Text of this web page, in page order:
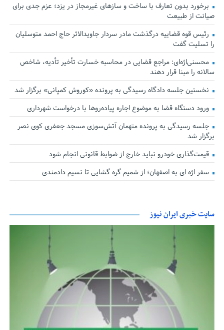
برخورد بدون تعارف با ساخت‌ و سازهای غیرمجاز در یزد؛ عزم جدی برای
صیانت از طبیعت
رئیس قوه قضاییه درگذشت مادر سردار جاویدالاثر حاج احمد متوسلیان
را تسلیت گفت
محسنی‌اژه‌ای: مراجع قضایی در محاسبه خسارت تأخیر تأدیه، شاخص
سالانه را مبنا قرار دهند
نخستین جلسه دادگاه رسیدگی به پرونده «کوروش کمپانی» برگزار شد
ورود دستگاه قضا به موضوع اجاره پیاده‌روها با درخواست شهرداری
جلسه رسیدگی به پرونده متهمان آتش‌سوزی مسجد جعفری کوی نصر
برگزار شد
قیمت‌گذاری خودرو نباید خارج از ضوابط قانونی انجام شود
سفر اژه ای به اصفهان؛ از شمیم گره گشایی تا نسیم دادمندی
سایت خبری ایران نیوز